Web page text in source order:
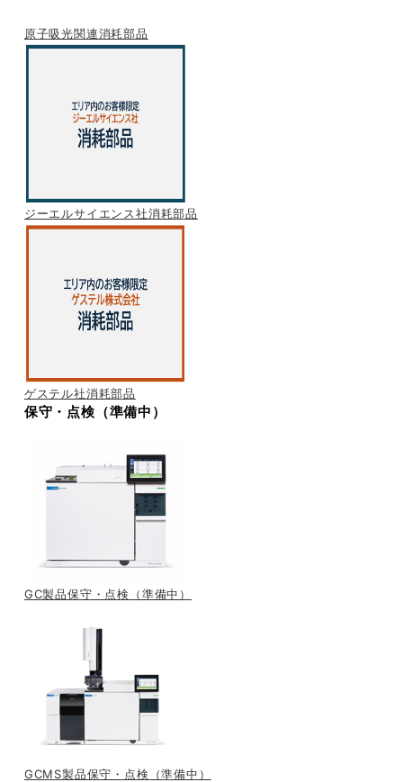
原子吸光関連消耗部品
ジーエルサイエンス社消耗部品
ゲステル社消耗部品
保守・点検（準備中）
GC製品保守・点検（準備中）
GCMS製品保守・点検（準備中）